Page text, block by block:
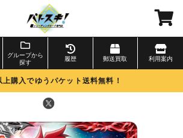
グループから
探す
履歴 郵送買取 利用案内
上購入でゆうパケット送料無料！